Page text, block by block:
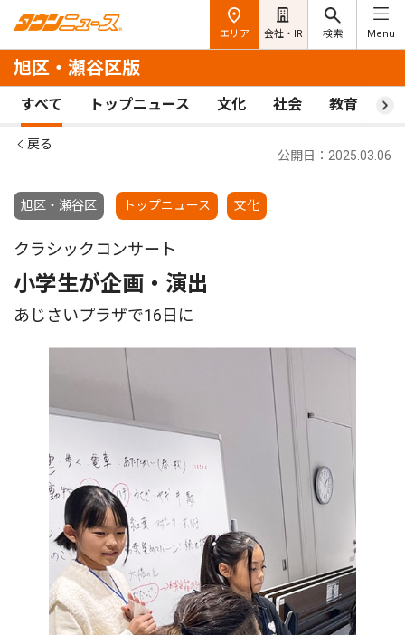
エリア 会社・IR 検索 Menu
旭区・瀬谷区版
すべて トップニュース 文化 社会 教育 ス
戻る
旭区・瀬谷区 トップニュース 文化
公開日：2025.03.06
クラシックコンサート
小学生が企画・演出
あじさいプラザで16日に